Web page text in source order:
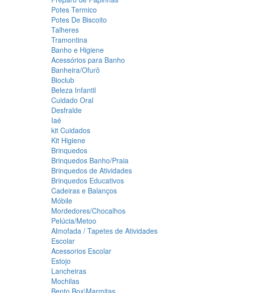
Potes Termico
Potes De Biscoito
Talheres
Tramontina
Banho e Higiene
Acessórios para Banho
Banheira/Ofurô
Bioclub
Beleza Infantil
Cuidado Oral
Desfralde
Iaé
kit Cuidados
Kit Higiene
Brinquedos
Brinquedos Banho/Praia
Brinquedos de Atividades
Brinquedos Educativos
Cadeiras e Balanços
Móbile
Mordedores/Chocalhos
Pelúcia/Metoo
Almofada / Tapetes de Atividades
Escolar
Acessorios Escolar
Estojo
Lancheiras
Mochilas
Bento Box\Marmitas